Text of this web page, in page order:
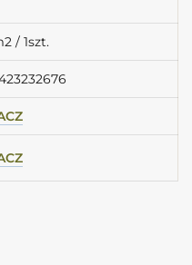
/ 1szt.
Grey 120X120 Gres